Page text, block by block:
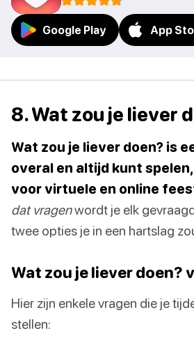
Google Play App
8. Wat zou je liever
Wat zou je liever doen? is
overal en altijd kunt
voor virtuele en online
dat vragenwordt je elk
twee opties je in een hartslag
Wat zou je liever doen?
Hier zijn enkele vragen die je
stellen: